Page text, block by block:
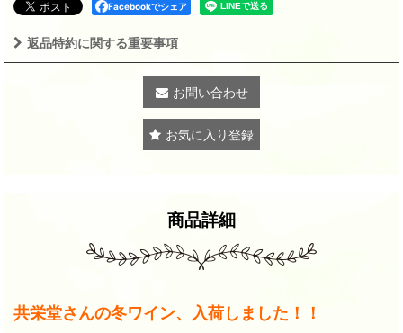
Facebookでシェア
返品特約に関する重要事項
お問い合わせ
お気に入り登録
商品詳細
共栄堂さんの冬ワイン、入荷しました！！